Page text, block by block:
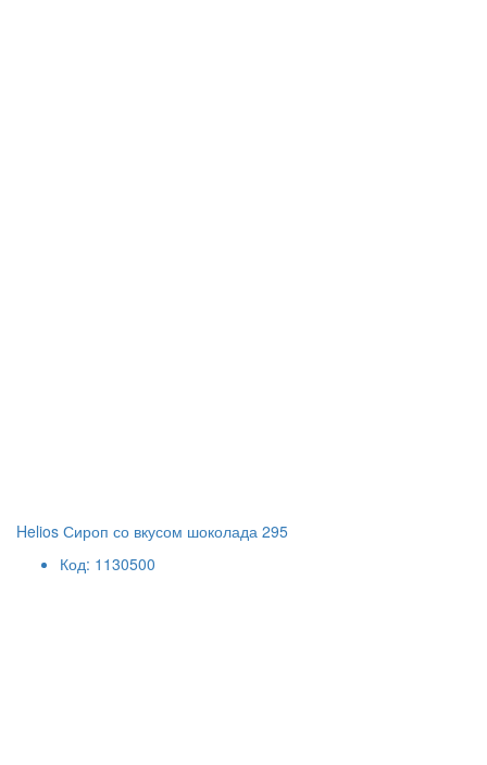
Helios Сироп со вкусом шоколада 295
Код: 1130500